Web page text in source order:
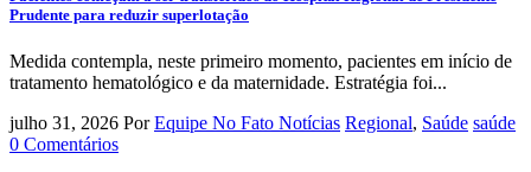
Prudente para reduzir superlotação
Medida contempla, neste primeiro momento, pacientes em início de
tratamento hematológico e da maternidade. Estratégia foi...
julho 31, 2026 Por Equipe No Fato Notícias Regional, Saúde saúde
0 Comentários